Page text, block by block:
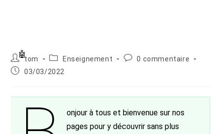
Auteur/autrice
de
la
tom
PostEnseignement
Commentaires
0 commentaire
Publication
03/03/2022
onjour à tous et bienvenue sur nos
pages pour y découvrir sans plus